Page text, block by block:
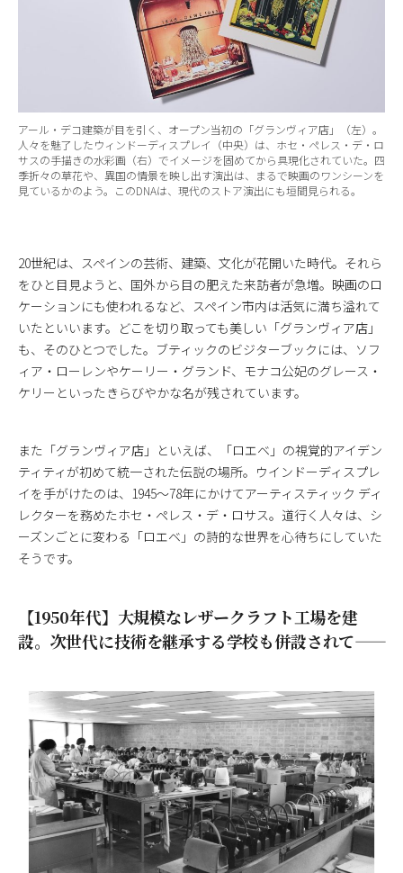
アール・デコ建築が目を引く、オープン当初の「グランヴィア店」（左）。
人々を魅了したウィンドーディスプレイ（中央）は、ホセ・ペレス・デ・ロ
サスの手描きの水彩画（右）でイメージを固めてから具現化されていた。四
季折々の草花や、異国の情景を映し出す演出は、まるで映画のワンシーンを
見ているかのよう。このDNAは、現代のストア演出にも垣間見られる。
20世紀は、スペインの芸術、建築、文化が花開いた時代。それら
をひと目見ようと、国外から目の肥えた来訪者が急増。映画のロ
ケーションにも使われるなど、スペイン市内は活気に満ち溢れて
いたといいます。どこを切り取っても美しい「グランヴィア店」
も、そのひとつでした。ブティックのビジターブックには、ソフ
ィア・ローレンやケーリー・グランド、モナコ公妃のグレース・
ケリーといったきらびやかな名が残されています。
また「グランヴィア店」といえば、「ロエベ」の視覚的アイデン
ティティが初めて統一された伝説の場所。ウインドーディスプレ
イを手がけたのは、1945〜78年にかけてアーティスティック ディ
レクターを務めたホセ・ペレス・デ・ロサス。道行く人々は、シ
ーズンごとに変わる「ロエベ」の詩的な世界を心待ちにしていた
そうです。
【1950年代】大規模なレザークラフト工場を建
設。次世代に技術を継承する学校も併設されて――